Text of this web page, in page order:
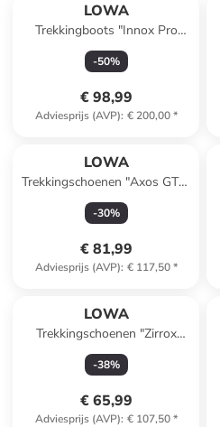
LOWA
Trekkingboots "Innox Pro
GTX" blauw
-50%
€ 98,99
Adviesprijs (AVP): € 200,00*
LOWA
Trekkingschoenen "Axos GTX"
citroengroen
-30%
€ 81,99
Adviesprijs (AVP): € 117,50*
LOWA
Trekkingschoenen "Zirrox
GTX" turquoise
-38%
€ 65,99
Adviesprijs (AVP): € 107,50*